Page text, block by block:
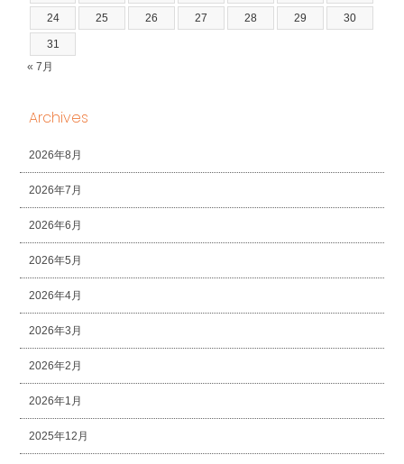
24 25 26 27 28 29 30
31
« 7月
Archives
2026年8月
2026年7月
2026年6月
2026年5月
2026年4月
2026年3月
2026年2月
2026年1月
2025年12月